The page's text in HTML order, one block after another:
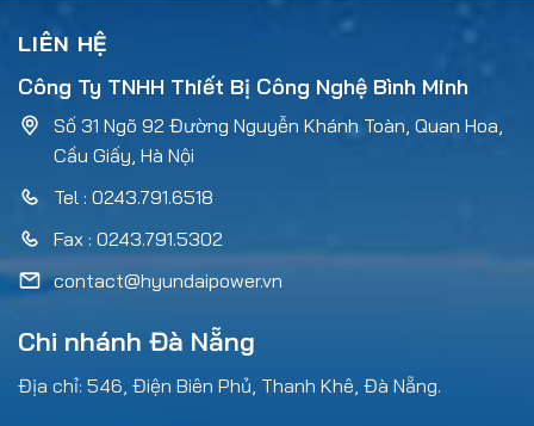
LIÊN HỆ
Công Ty TNHH Thiết Bị Công Nghệ Bình Minh
Số 31 Ngõ 92 Đường Nguyễn Khánh Toàn, Quan Hoa,
Cầu Giấy, Hà Nội
Tel : 0243.791.6518
Fax : 0243.791.5302
contact@hyundaipower.vn
Chi nhánh Đà Nẵng
Địa chỉ: 546, Điện Biên Phủ, Thanh Khê, Đà Nẵng.